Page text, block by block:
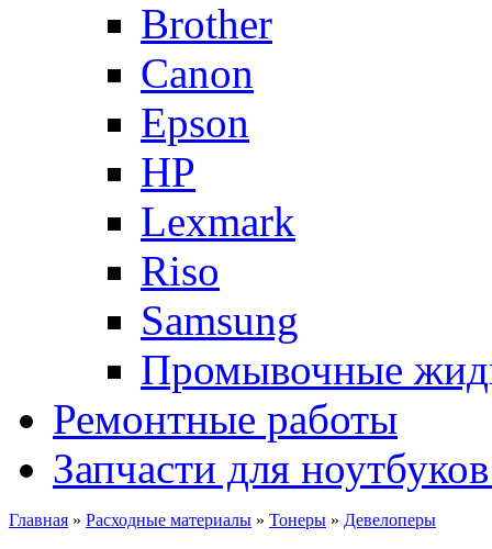
Brother
Canon
Epson
HP
Lexmark
Riso
Samsung
Промывочные
Ремонтные работы
Запчасти для
Главная » Расходные материалы » Тонеры » Девелоперы